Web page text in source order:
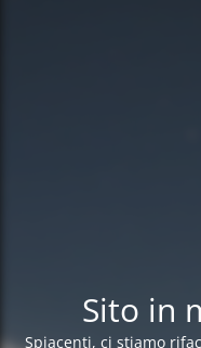
Sito in
Spiacenti, ci stiamo